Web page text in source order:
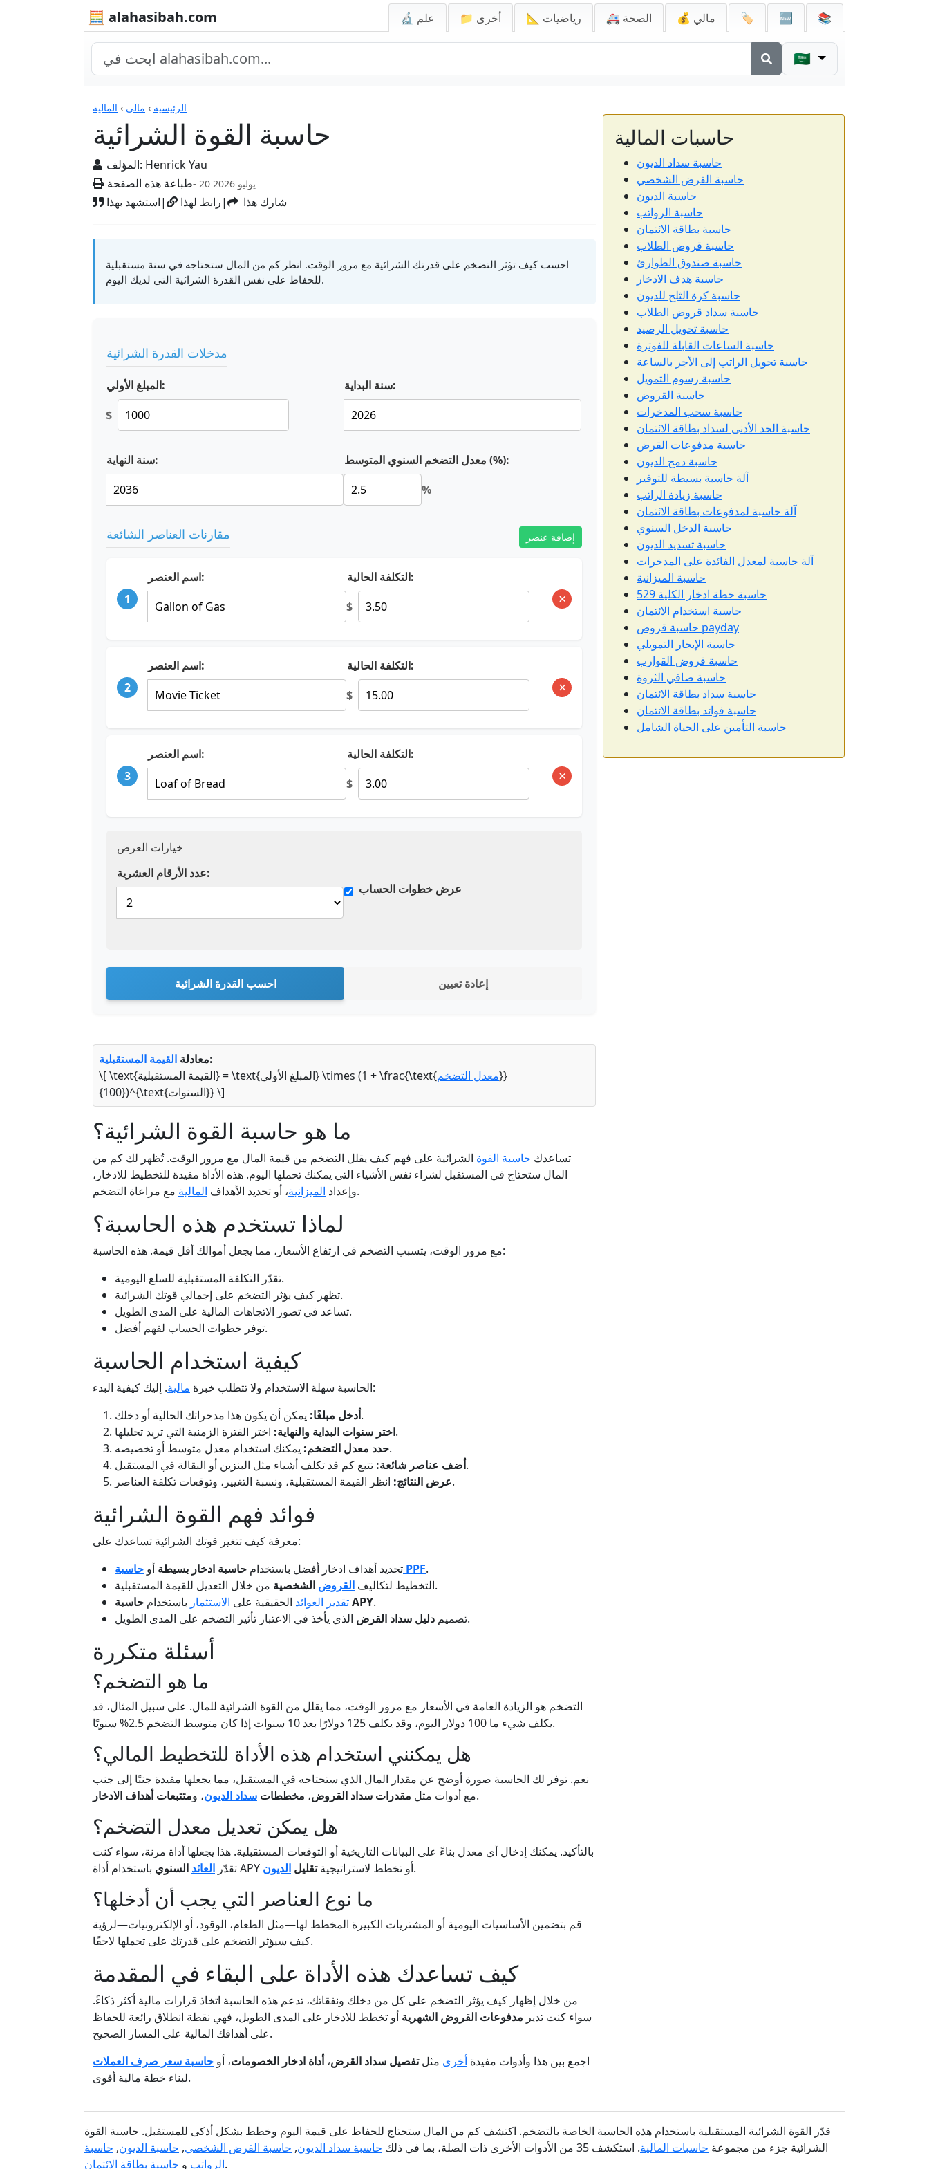
🧮 alahasibah.com 🔬 علم 📁 أخرى 📐 رياضيات 🚑 الصحة 💰 مالي 🏷️ 🆕 📚
🇸🇦
الرئيسية › مالي › المالية
حاسبة القوة الشرائية
المؤلف: Henrick Yau
طباعة هذه الصفحة
- 20 يوليو 2026
استشهد بهذا| رابط لهذا| شارك هذا
الآلات الحاسبة
احسب كيف تؤثر التضخم على قدرتك الشرائية مع مرور الوقت. انظر كم من المال ستحتاجه في سنة مستقبلية
للحفاظ على نفس القدرة الشرائية التي لديك اليوم.
مدخلات القدرة الشرائية
المبلغ الأولي:
$
سنة البداية:
سنة النهاية:
معدل التضخم السنوي المتوسط (%):
%
مقارنات العناصر الشائعة إضافة عنصر
1
اسم العنصر:
التكلفة الحالية:
$
×
2
اسم العنصر:
التكلفة الحالية:
$
×
3
اسم العنصر:
التكلفة الحالية:
$
×
خيارات العرض
عدد الأرقام العشرية:
عرض خطوات الحساب
احسب القدرة الشرائية إعادة تعيين
معادلة القيمة المستقبلية
:
\[ \text{القيمة المستقبلية} = \text{المبلغ الأولي} \times (1 + \frac{\text{معدل التضخم}}
{100})^{\text{السنوات}} \]
ما هو حاسبة القوة الشرائية؟
تساعدك حاسبة القوة الشرائية على فهم كيف يقلل التضخم من قيمة المال مع مرور الوقت. تُظهر لك كم من
المال ستحتاج في المستقبل لشراء نفس الأشياء التي يمكنك تحملها اليوم. هذه الأداة مفيدة للتخطيط للادخار،
وإعداد الميزانية، أو تحديد الأهداف المالية مع مراعاة التضخم.
لماذا تستخدم هذه الحاسبة؟
مع مرور الوقت، يتسبب التضخم في ارتفاع الأسعار، مما يجعل أموالك أقل قيمة. هذه الحاسبة:
تقدّر التكلفة المستقبلية للسلع اليومية.
تظهر كيف يؤثر التضخم على إجمالي قوتك الشرائية.
تساعد في تصور الاتجاهات المالية على المدى الطويل.
توفر خطوات الحساب لفهم أفضل.
كيفية استخدام الحاسبة
الحاسبة سهلة الاستخدام ولا تتطلب خبرة مالية
. إليك كيفية البدء:
أدخل مبلغًا:يمكن أن يكون هذا مدخراتك الحالية أو دخلك.
اختر سنوات البداية والنهاية:اختر الفترة الزمنية التي تريد تحليلها.
حدد معدل التضخم:يمكنك استخدام معدل متوسط أو تخصيصه.
أضف عناصر شائعة:تتبع كم قد تكلف أشياء مثل البنزين أو البقالة في المستقبل.
عرض النتائج:انظر القيمة المستقبلية، ونسبة التغيير، وتوقعات تكلفة العناصر.
فوائد فهم القوة الشرائية
معرفة كيف تتغير قوتك الشرائية تساعدك على:
تحديد أهداف ادخار أفضل باستخدام حاسبة ادخار بسيطة أو حاسبة PPF.
التخطيط لتكاليف القروض الشخصية
من خلال التعديل للقيمة المستقبلية.
تقدير العوائد الحقيقية على الاستثمار باستخدام حاسبة APY.
تصميم دليل سداد القرض الذي يأخذ في الاعتبار تأثير التضخم على المدى الطويل.
أسئلة متكررة
ما هو التضخم؟
التضخم هو الزيادة العامة في الأسعار مع مرور الوقت، مما يقلل من القوة الشرائية للمال. على سبيل المثال، قد
يكلف شيء ما 100 دولار اليوم، وقد يكلف 125 دولارًا بعد 10 سنوات إذا كان متوسط التضخم 2.5% سنويًا.
هل يمكنني استخدام هذه الأداة للتخطيط المالي؟
نعم. توفر لك الحاسبة صورة أوضح عن مقدار المال الذي ستحتاجه في المستقبل، مما يجعلها مفيدة جنبًا إلى جنب
مع أدوات مثل مقدرات سداد القروض، مخططات سداد الديون، ومتتبعات أهداف الادخار .
هل يمكن تعديل معدل التضخم؟
بالتأكيد. يمكنك إدخال أي معدل بناءً على البيانات التاريخية أو التوقعات المستقبلية. هذا يجعلها أداة مرنة، سواء كنت
تقدّر العائد السنوي باستخدام أداة APY أو تخطط لاستراتيجيةتقليل الديون .
ما نوع العناصر التي يجب أن أدخلها؟
قم بتضمين الأساسيات اليومية أو المشتريات الكبيرة المخطط لها—مثل الطعام، الوقود، أو الإلكترونيات—لرؤية
كيف سيؤثر التضخم على قدرتك على تحملها لاحقًا.
كيف تساعدك هذه الأداة على البقاء في المقدمة
من خلال إظهار كيف يؤثر التضخم على كل من دخلك ونفقاتك، تدعم هذه الحاسبة اتخاذ قرارات مالية أكثر ذكاءً.
سواء كنت تدير مدفوعات القروض الشهرية أو تخطط للادخار على المدى الطويل، فهي نقطة انطلاق رائعة للحفاظ
على أهدافك المالية على المسار الصحيح.
اجمع بين هذا وأدوات مفيدة أخرى مثلتفصيل سداد القرض،أداة ادخار الخصومات، أو حاسبة سعر صرف العملات
لبناء خطة مالية أقوى.
حاسبات المالية
حاسبة سداد الديون
حاسبة القرض الشخصي
حاسبة الديون
حاسبة الرواتب
حاسبة بطاقة الائتمان
حاسبة قروض الطلاب
حاسبة صندوق الطوارئ
حاسبة هدف الادخار
حاسبة كرة الثلج للديون
حاسبة سداد قروض الطلاب
حاسبة تحويل الرصيد
حاسبة الساعات القابلة للفوترة
حاسبة تحويل الراتب إلى الأجر بالساعة
حاسبة رسوم التمويل
حاسبة القروض
حاسبة سحب المدخرات
حاسبة الحد الأدنى لسداد بطاقة الائتمان
حاسبة مدفوعات القرض
حاسبة دمج الديون
آلة حاسبة بسيطة للتوفير
حاسبة زيادة الراتب
آلة حاسبة لمدفوعات بطاقة الائتمان
حاسبة الدخل السنوي
حاسبة تسديد الديون
آلة حاسبة لمعدل الفائدة على المدخرات
حاسبة الميزانية
حاسبة خطة ادخار الكلية 529
حاسبة استخدام الائتمان
حاسبة قروض payday
حاسبة الإيجار التمويلي
حاسبة قروض القوارب
حاسبة صافي الثروة
حاسبة سداد بطاقة الائتمان
حاسبة فوائد بطاقة الائتمان
حاسبة التأمين على الحياة الشامل
قدّر القوة الشرائية المستقبلية باستخدام هذه الحاسبة الخاصة بالتضخم. اكتشف كم من المال ستحتاج للحفاظ على قيمة اليوم وخطط بشكل أذكى للمستقبل. حاسبة القوة
الشرائية جزء من مجموعة حاسبات المالية. استكشف 35 من الأدوات الأخرى ذات الصلة، بما في ذلك حاسبة سداد الديون, حاسبة القرض الشخصي, حاسبة الديون, حاسبة
الرواتب و حاسبة بطاقة الائتمان .